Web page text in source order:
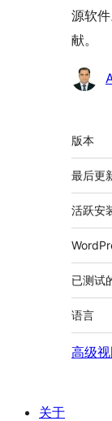
源软
献。
贡
额
外
信
息
版本
最后更
活跃安
已测试
语言
高级
关于